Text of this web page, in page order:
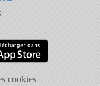
cookies